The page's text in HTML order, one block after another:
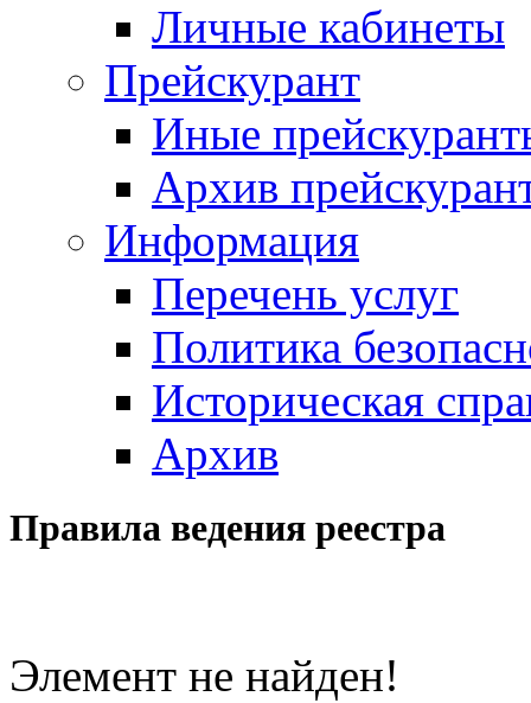
Личные кабинеты
Прейскурант
Иные
Архив
Информация
Перечень услуг
Политика
Историческая
Архив
Правила ведения реестра
Элемент не найден!